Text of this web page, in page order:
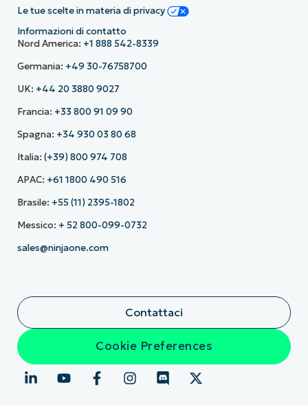
Le tue scelte in materia di privacy
Informazioni di contatto
Nord America: +1 888 542-8339
Germania: +49 30-76758700
UK: +44 20 3880 9027
Francia: +33 800 91 09 90
Spagna: +34 930 03 80 68
Italia: (+39) 800 974 708
APAC: +61 1800 490 516
Brasile: +55 (11) 2395-1802
Messico: + 52 800-099-0732
sales@ninjaone.com
Contattaci
Cookie Preferences